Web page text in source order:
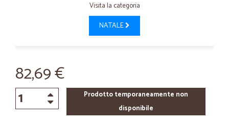
Visita la categoria
NATALE
82,69 €
Prodotto temporaneamente non
disponibile